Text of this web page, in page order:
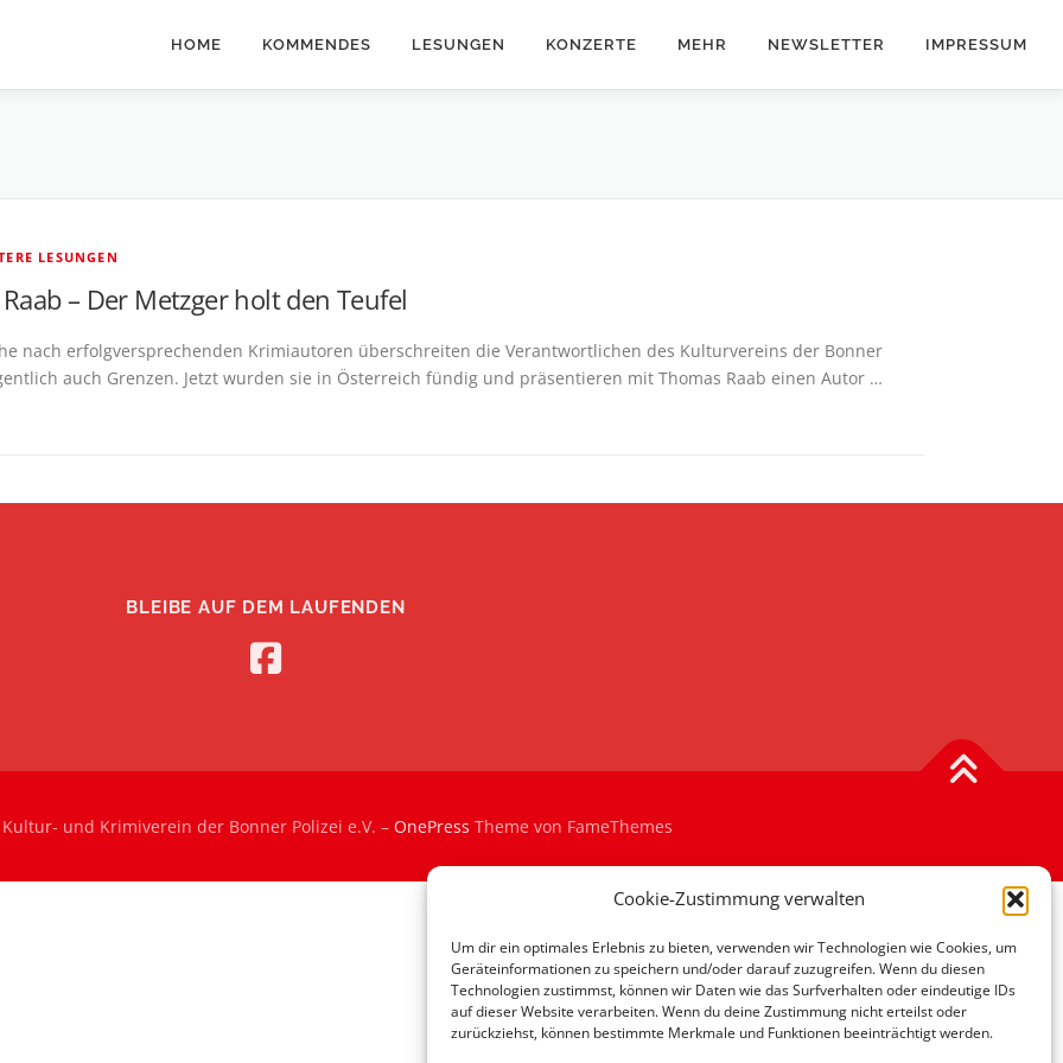
Cookie-Zustimmung verwalten
Um dir ein optimales Erlebnis zu bieten, verwenden wir Technologien wie Cookies, um
Geräteinformationen zu speichern und/oder darauf zuzugreifen. Wenn du diesen
Technologien zustimmst, können wir Daten wie das Surfverhalten oder eindeutige IDs
auf dieser Website verarbeiten. Wenn du deine Zustimmung nicht erteilst oder
zurückziehst, können bestimmte Merkmale und Funktionen beeinträchtigt werden.
HOME KOMMENDES LESUNGEN KONZERTE MEHR NEWSLETTER IMPRESSUM
LESUNGEN
– Der Metzger holt den Teufel
nach erfolgversprechenden Krimiautoren überschreiten die Verantwortlichen des Kulturvereins der Bonner
auch Grenzen. Jetzt wurden sie in Österreich fündig und präsentieren mit Thomas Raab einen Autor …
BLEIBE AUF DEM LAUFENDEN
und Krimiverein der Bonner Polizei e.V. – OnePress Theme von FameThemes